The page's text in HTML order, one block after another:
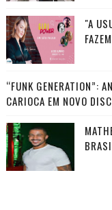
"A
“FUNK GENERATION”:
CARIOCA EM NOVO